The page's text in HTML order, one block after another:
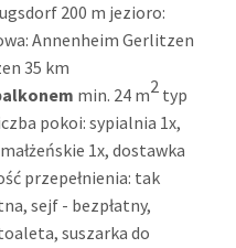
200 m jezioro:
Annenheim Gerlitzen
35 km
min. 24 m2 typ
pokoi: sypialnia 1x,
1x, dostawka
przepełnienia: tak
sejf - bezpłatny,
suszarka do